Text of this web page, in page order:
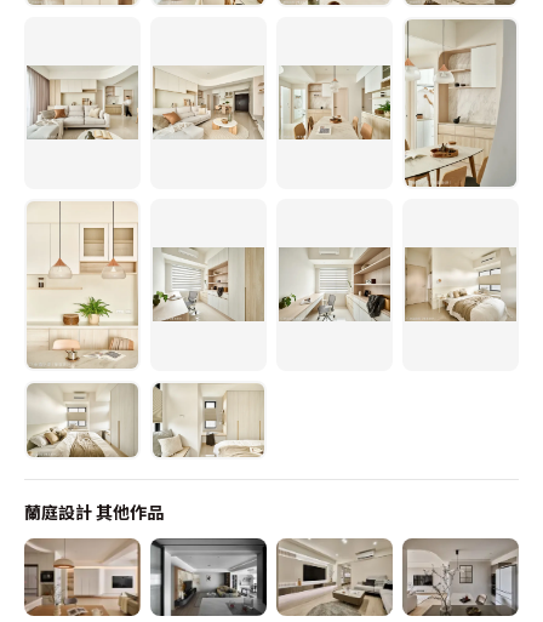
蘭庭設計其他作品